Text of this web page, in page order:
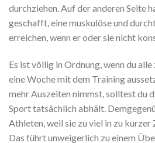
durchziehen. Auf der anderen Seite
geschafft, eine muskulöse und
erreichen, wenn er oder sie nicht
Es ist völlig in Ordnung, wenn du
eine Woche mit dem Training
mehr Auszeiten nimmst, solltest du
Sport tatsächlich abhält.
Athleten, weil sie zu viel in zu
Das führt unweigerlich zu einem